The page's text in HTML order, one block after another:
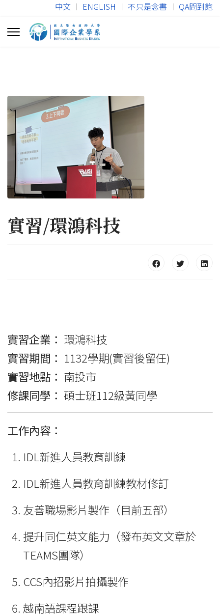
中文 ︱ ENGLISH ︱ 不只是念書 ︱ QA問到飽
實習/環鴻科技
實習企業： 環鴻科技
實習期間： 1132學期(實習後留任)
實習地點： 南投市
修課同學： 碩士班112級黃同學
工作內容：
IDL新進人員教育訓練
IDL新進人員教育訓練教材修訂
友善職場影片製作（目前五部）
提升同仁英文能力（發布英文文章於
TEAMS團隊）
CCS內招影片拍攝製作
越南語課程跟課